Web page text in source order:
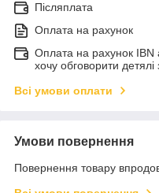
Післяплата
Оплата на рахунок
Оплата на рахунок
хочу обговорити
Всі умови оплати
Умови повернення
Повернення товару